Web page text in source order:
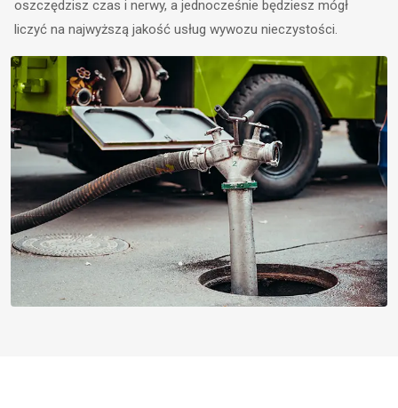
oszczędzisz czas i nerwy, a jednocześnie będziesz mógł
liczyć na najwyższą jakość usług wywozu nieczystości.